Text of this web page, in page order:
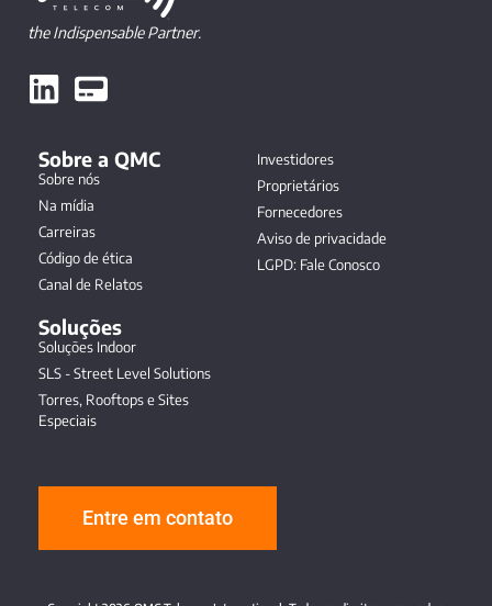
the Indispensable Partner.
Sobre a QMC
Sobre nós
Na mídia
Carreiras
Código de ética
Canal de Relatos
Investidores
Proprietários
Fornecedores
Aviso de privacidade
LGPD: Fale Conosco
Soluções
Soluções Indoor
SLS - Street Level Solutions
Torres, Rooftops e Sites
Especiais
Entre em contato